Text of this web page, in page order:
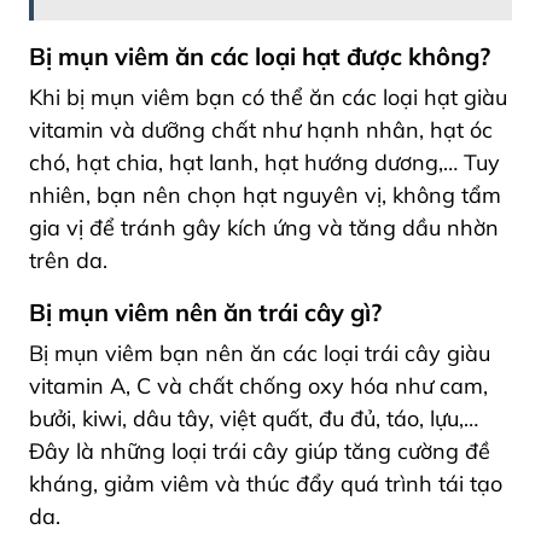
Bị mụn viêm ăn các loại hạt được không?
Khi bị mụn viêm bạn có thể ăn các loại hạt giàu
vitamin và dưỡng chất như hạnh nhân, hạt óc
chó, hạt chia, hạt lanh, hạt hướng dương,… Tuy
nhiên, bạn nên chọn hạt nguyên vị, không tẩm
gia vị để tránh gây kích ứng và tăng dầu nhờn
trên da.
Bị mụn viêm nên ăn trái cây gì?
Bị mụn viêm bạn nên ăn các loại trái cây giàu
vitamin A, C và chất chống oxy hóa như cam,
bưởi, kiwi, dâu tây, việt quất, đu đủ, táo, lựu,…
Đây là những loại trái cây giúp tăng cường đề
kháng, giảm viêm và thúc đẩy quá trình tái tạo
da.